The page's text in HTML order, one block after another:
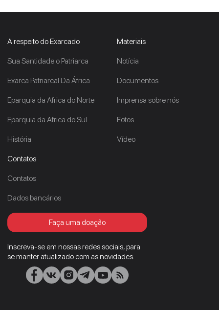
A respeito do Exarcado
Sua Santidade o Patriarca
Exarca Patriarcal Da África
Eparquia da Africa do Norte
Eparquia da Africa do Sul
História
Materiais
Notícia
Documentos
Imprensa sobre nós
Fotos
Vídeo
Contatos
Contatos
Dados bancários
Faça uma doação
Inscreva-se em nossas redes sociais, para
se manter atualizado com as novidades: